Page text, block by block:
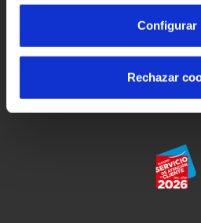
Configurar
Rechazar
Avís legal i
Política de